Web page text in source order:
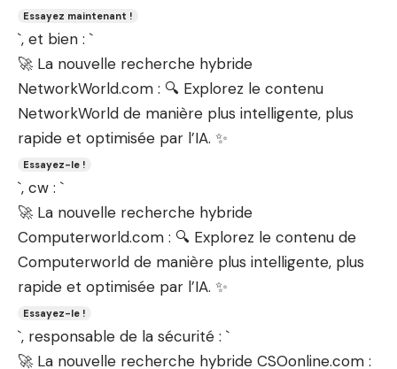
Essayez maintenant !
`, et bien : `
🚀 La nouvelle recherche hybride
NetworkWorld.com : 🔍 Explorez le contenu
NetworkWorld de manière plus intelligente, plus
rapide et optimisée par l’IA. ✨
Essayez-le !
`, cw : `
🚀 La nouvelle recherche hybride
Computerworld.com : 🔍 Explorez le contenu de
Computerworld de manière plus intelligente, plus
rapide et optimisée par l’IA. ✨
Essayez-le !
`, responsable de la sécurité : `
🚀 La nouvelle recherche hybride CSOonline.com :